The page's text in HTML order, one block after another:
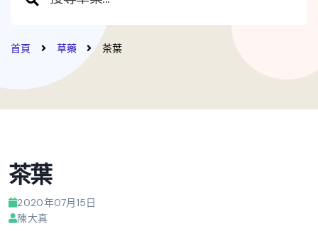
首頁 草藥 茶葉
茶葉
2020年07月15日
陳大真